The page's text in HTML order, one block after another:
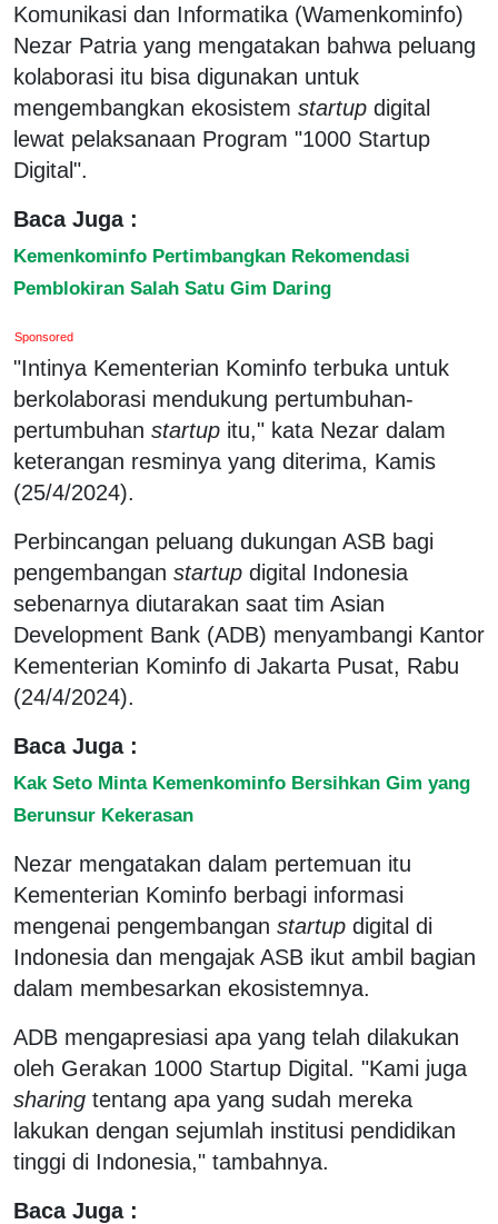
Komunikasi dan Informatika (Wamenkominfo)
Nezar Patria yang mengatakan bahwa peluang
kolaborasi itu bisa digunakan untuk
mengembangkan ekosistem startup digital
lewat pelaksanaan Program "1000 Startup
Digital".
Baca Juga :
Kemenkominfo Pertimbangkan Rekomendasi
Pemblokiran Salah Satu Gim Daring
Sponsored
"Intinya Kementerian Kominfo terbuka untuk
berkolaborasi mendukung pertumbuhan-
pertumbuhan startup itu," kata Nezar dalam
keterangan resminya yang diterima, Kamis
(25/4/2024).
Perbincangan peluang dukungan ASB bagi
pengembangan startup digital Indonesia
sebenarnya diutarakan saat tim Asian
Development Bank (ADB) menyambangi Kantor
Kementerian Kominfo di Jakarta Pusat, Rabu
(24/4/2024).
Baca Juga :
Kak Seto Minta Kemenkominfo Bersihkan Gim yang
Berunsur Kekerasan
Nezar mengatakan dalam pertemuan itu
Kementerian Kominfo berbagi informasi
mengenai pengembangan startup digital di
Indonesia dan mengajak ASB ikut ambil bagian
dalam membesarkan ekosistemnya.
ADB mengapresiasi apa yang telah dilakukan
oleh Gerakan 1000 Startup Digital. "Kami juga
sharing tentang apa yang sudah mereka
lakukan dengan sejumlah institusi pendidikan
tinggi di Indonesia," tambahnya.
Baca Juga :